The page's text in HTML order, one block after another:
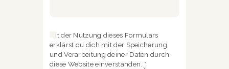
Mit der Nutzung dieses Formulars
erklärst du dich mit der Speicherung
und Verarbeitung deiner Daten durch
diese Website einverstanden. *